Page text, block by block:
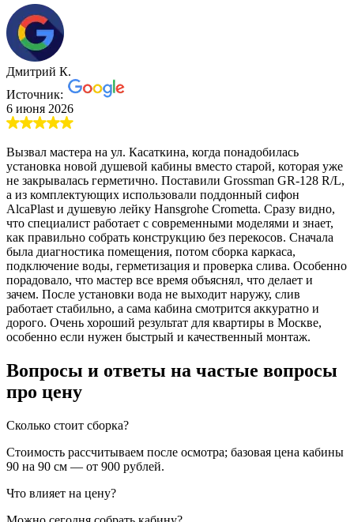
Дмитрий К.
Источник:
6 июня 2026
Вызвал мастера на ул. Касаткина, когда понадобилась
установка новой душевой кабины вместо старой, которая уже
не закрывалась герметично. Поставили Grossman GR-128 R/L,
а из комплектующих использовали поддонный сифон
AlcaPlast и душевую лейку Hansgrohe Crometta. Сразу видно,
что специалист работает с современными моделями и знает,
как правильно собрать конструкцию без перекосов. Сначала
была диагностика помещения, потом сборка каркаса,
подключение воды, герметизация и проверка слива. Особенно
порадовало, что мастер все время объяснял, что делает и
зачем. После установки вода не выходит наружу, слив
работает стабильно, а сама кабина смотрится аккуратно и
дорого. Очень хороший результат для квартиры в Москве,
особенно если нужен быстрый и качественный монтаж.
Вопросы и ответы на частые вопросы
про цену
Сколько стоит сборка?
Стоимость рассчитываем после осмотра; базовая цена кабины
90 на 90 см — от 900 рублей.
Что влияет на цену?